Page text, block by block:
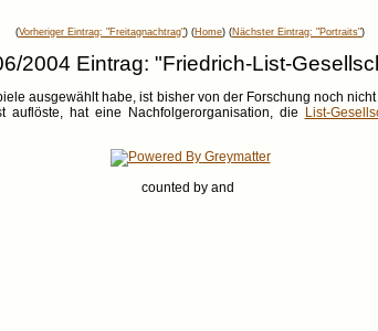
(Vorheriger Eintrag: "Freitagnachtrag") (Home) (Nächster Eintrag: "Portraits")
2004 Eintrag: "Friedrich-List-
ausgewählt habe, ist bisher von der Forschung noch
auflöste, hat eine Nachfolgerorganisation, die
List-
counted by and